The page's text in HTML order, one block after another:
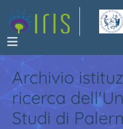
Archivio
ricerca
Studi di